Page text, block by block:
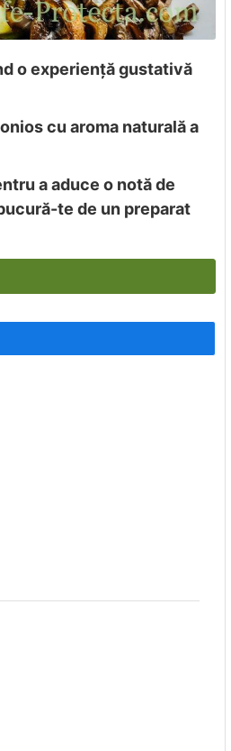
o experiență gustativă
cu aroma naturală a
a aduce o notă de
te de un preparat